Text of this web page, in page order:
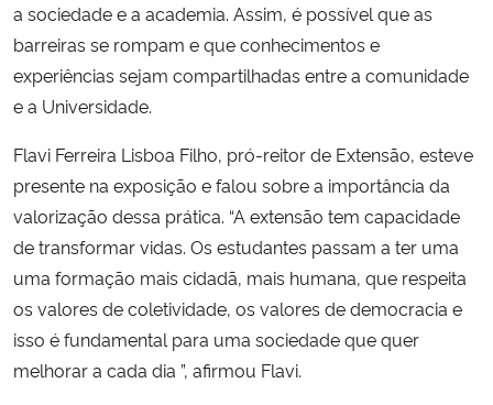
a sociedade e a academia. Assim, é possível que as
barreiras se rompam e que conhecimentos e
experiências sejam compartilhadas entre a comunidade
e a Universidade.
Flavi Ferreira Lisboa Filho, pró-reitor de Extensão, esteve
presente na exposição e falou sobre a importância da
valorização dessa prática. “A extensão tem capacidade
de transformar vidas. Os estudantes passam a ter uma
uma formação mais cidadã, mais humana, que respeita
os valores de coletividade, os valores de democracia e
isso é fundamental para uma sociedade que quer
melhorar a cada dia ”, afirmou Flavi.